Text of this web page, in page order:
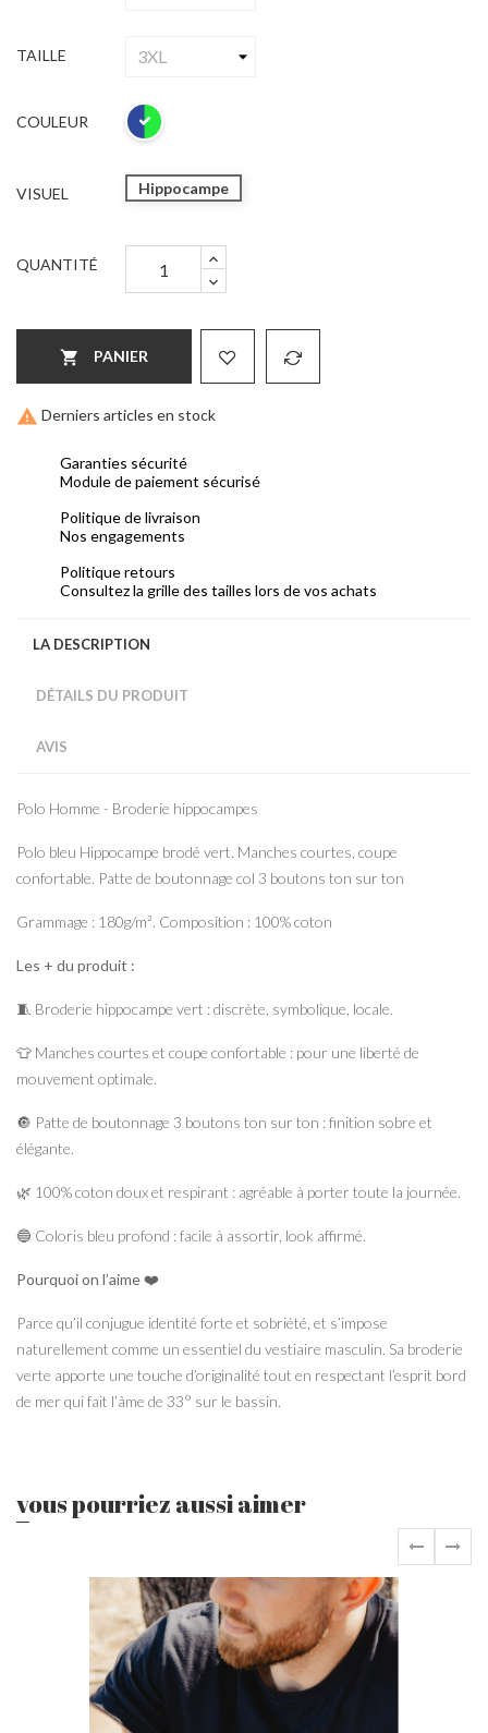
TAILLE
COULEUR
VISUEL Hippocampe
QUANTITÉ
 PANIER
 Derniers articles en stock
Garanties sécurité
Module de paiement sécurisé
Politique de livraison
Nos engagements
Politique retours
Consultez la grille des tailles lors de vos achats
LA DESCRIPTION
DÉTAILS DU PRODUIT
AVIS
Polo Homme - Broderie hippocampes
Polo bleu Hippocampe brodé vert. Manches courtes, coupe
confortable. Patte de boutonnage col 3 boutons ton sur ton
Grammage : 180g/m². Composition : 100% coton
Les + du produit :
🧵 Broderie hippocampe vert : discrète, symbolique, locale.
👕 Manches courtes et coupe confortable : pour une liberté de
mouvement optimale.
🔘 Patte de boutonnage 3 boutons ton sur ton : finition sobre et
élégante.
🌿 100% coton doux et respirant : agréable à porter toute la journée.
🔵 Coloris bleu profond : facile à assortir, look affirmé.
Pourquoi on l’aime❤️
Parce qu’il conjugue identité forte et sobriété, et s’impose
naturellement comme un essentiel du vestiaire masculin. Sa broderie
verte apporte une touche d’originalité tout en respectant l’esprit bord
de mer qui fait l’âme de 33° sur le bassin.
vous pourriez aussi aimer